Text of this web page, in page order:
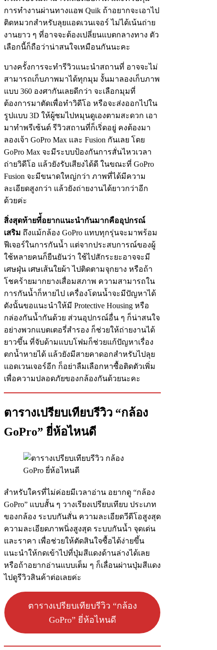
การทำงานผ่านทางแอพ Quik ถ้าอยากจะเอาไป
ติดหมวกสำหรับลุยแอดเวนเจอร์ ไม่ได้เน้นถ่าย
งานยาว ๆ ที่อาจจะต้องเปลี่ยนแบตกลางทาง ตัว
เลือกนี้ก็ถือว่าน่าสนใจเหมือนกันนะคะ
บางครั้งการจะทำรีวิวแนะนำสถานที่ อาจจะไม่
สามารถเก็บภาพมาได้ทุกมุม งั้นมาลองเก็บภาพ
แบบ 360 องศากันเลยดีกว่า จะเลือกมุมที่
ต้องการมาตัดเพื่อทำวิดีโอ หรือจะส่งออกไปใน
รูปแบบ 3D ให้ผู้ชมไปหมุนดูเองตามสะดวก เอา
มาทำพรีเซ้นต์ รีวิวสถานที่ก็เริ่ดอยู่ คงต้องมา
ลองเจ้า GoPro Max และ Fusion กันเลย โดย
GoPro Max จะมีระบบป้องกันการสั่นไหวเวลา
ถ่ายวิดีโอ แล้วยังรับเสียงได้ดี ในขณะที่ GoPro
Fusion จะมีขนาดใหญ่กว่า ภาพที่ได้มีความ
ละเอียดสูงกว่า แล้วยังถ่ายงานได้ยาวกว่าอีก
ด้วยค่ะ
สิ่งสุดท้ายที่้อยากแนะนำกันมากคืออุปกรณ์
เสริม ถึงแม้กล้อง GoPro แทบทุกรุ่นจะมาพร้อม
ฟีเจอร์ในการกันน้ำ แต่จากประสบการณ์ของผู้
ใช้หลายคนก็ยืนยันว่า ใช้ไปสักระยะอาจจะมี
เศษฝุ่น เศษเส้นใยผ้า ไปติดตามจุกยาง หรือถ้า
โชคร้ายมากยางเสื่อมสภาพ ความสามารถใน
การกันน้ำก็หายไป เครื่องโดนน้ำจะมีปัญหาได้
ดังนั้นขอแนะนำให้มี Protective Housing หรือ
กล่องกันน้ำกันด้วย ส่วนอุปกรณ์อื่น ๆ ก็น่าสนใจ
อย่างพวกแบตเตอรี่สำรอง ก็ช่วยให้ถ่ายงานได้
ยาวขึ้น ที่จับด้ามแบบโฟมก็ช่วยแก้ปัญหาเรื่อง
ตกน้ำหายได้ แล้วยังมีสายคาดอกสำหรับไปลุย
แอดเวนเจอร์อีก ก็อย่าลืมเลือกหาซื้อติดตัวเพิ่ม
เพื่อความปลอดภัยของกล้องกันด้วยนะคะ
ตารางเปรียบเทียบรีวิว “กล้อง
GoPro” ยี่ห้อไหนดี
สำหรับใครที่ไม่ค่อยมีเวลาอ่าน อยากดู “กล้อง
GoPro” แบบสั้น ๆ วางเรียงเปรียบเทียบ ประเภท
ของกล้อง ระบบกันสั่น ความละเอียดวีดีโอสูงสุด
ความละเอียดภาพนิ่งสูงสุด ระบบกันน้ำ จุดเด่น
และราคา เพื่อช่วยให้ตัดสินใจซื้อได้ง่ายขึ้น
แนะนำให้กดเข้าไปที่ปุ่มสีแดงด้านล่างได้เลย
หรือถ้าอยากอ่านแบบเต็ม ๆ ก็เลื่อนผ่านปุ่มสีแดง
ไปดูรีวิวสินค้าต่อเลยค่ะ
ตารางเปรียบเทียบรีวิว “กล้อง
GoPro” ยี่ห้อไหนดี